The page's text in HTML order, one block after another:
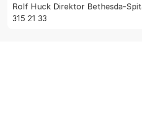
Rolf Huck Direktor Bethesda-
315 21 33